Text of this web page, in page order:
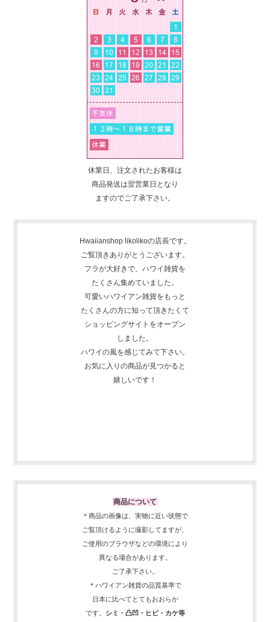
休業日、注文されたお客様は
商品発送は翌営業日となり
ますのでご了承下さい。
Hwaiianshop likolikoの店長です。
ご覧頂きありがとうございます。
フラが大好きで、 ハワイ雑貨を
たくさん集めていました。
可愛いハワイアン雑貨をもっと
たくさんの方に知って頂きたくて
ショッピングサイトをオープン
しました。
ハワイの風を感じてみて下さい。
お気に入りの商品が見つかると
嬉しいです！
商品について
＊商品の画像は、実物に近い状態で
ご覧頂けるように撮影してますが、
ご使用のブラウザなどの環境により
異なる場合があります。
ご了承下さい。
＊ハワイアン雑貨の品質基準で
日本に比べてとてもおおらか
です。
シミ・凸凹・ヒビ・カケ等